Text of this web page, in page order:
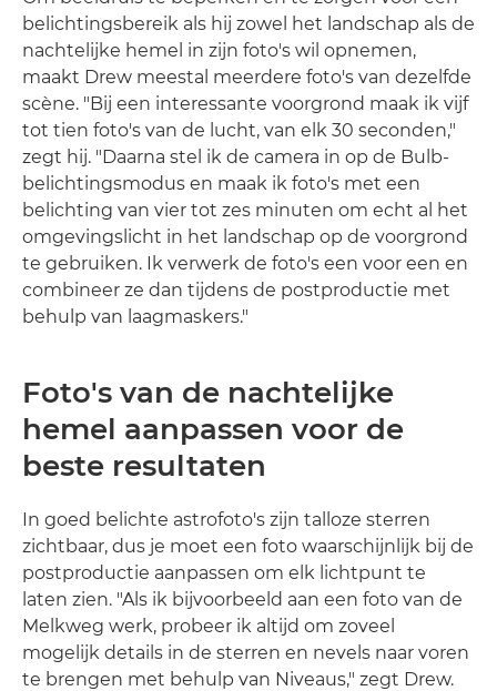
belichtingsbereik als hij zowel het landschap als de
nachtelijke hemel in zijn foto's wil opnemen,
maakt Drew meestal meerdere foto's van dezelfde
scène. "Bij een interessante voorgrond maak ik vijf
tot tien foto's van de lucht, van elk 30 seconden,"
zegt hij. "Daarna stel ik de camera in op de Bulb-
belichtingsmodus en maak ik foto's met een
belichting van vier tot zes minuten om echt al het
omgevingslicht in het landschap op de voorgrond
te gebruiken. Ik verwerk de foto's een voor een en
combineer ze dan tijdens de postproductie met
behulp van laagmaskers."
Foto's van de nachtelijke
hemel aanpassen voor de
beste resultaten
In goed belichte astrofoto's zijn talloze sterren
zichtbaar, dus je moet een foto waarschijnlijk bij de
postproductie aanpassen om elk lichtpunt te
laten zien. "Als ik bijvoorbeeld aan een foto van de
Melkweg werk, probeer ik altijd om zoveel
mogelijk details in de sterren en nevels naar voren
te brengen met behulp van Niveaus," zegt Drew.